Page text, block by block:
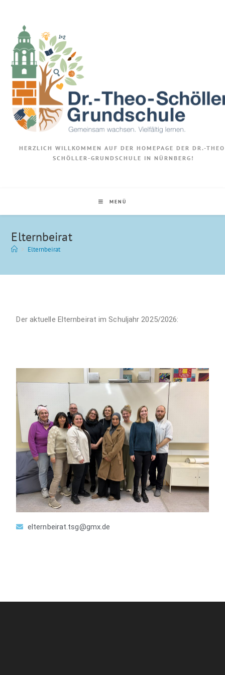
HERZLICH WILLKOMMEN AUF DER HOMEPAGE DER DR.-
SCHÖLLER-GRUNDSCHULE IN NÜRNBERG!
MENÜ
Elternbeirat
> Elternbeirat
Der aktuelle Elternbeirat im Schuljahr 2025/2026:
elternbeirat.tsg@gmx.de